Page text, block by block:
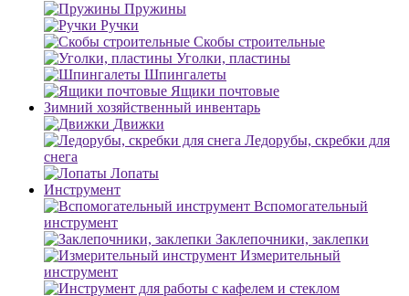
Пружины
Ручки
Скобы строительные
Уголки, пластины
Шпингалеты
Ящики почтовые
Зимний хозяйственный инвентарь
Движки
Ледорубы, скребки для
снега
Лопаты
Инструмент
Вспомогательный
инструмент
Заклепочники, заклепки
Измерительный
инструмент